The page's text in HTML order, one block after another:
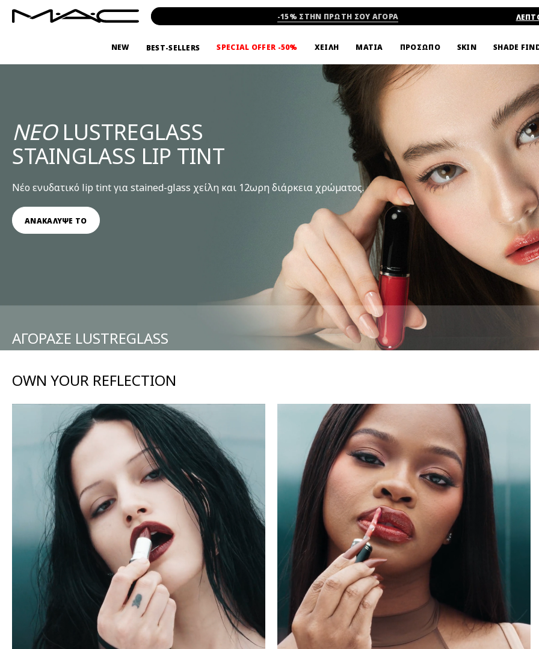
-15% ΣΤΗΝ ΠΡΩΤΗ ΣΟΥ ΑΓΟΡΑ
NEW BEST-SELLERS SPECIAL OFFER -50% ΧΕΙΛΗ ΜΑΤΙΑ ΠΡΟΣΩΠΟ SKIN SHADE
ΝΕΟLUSTREGLASS
STAINGLASS LIP TINT
Νέο ενυδατικό lip tint για stained-glass χείλη και 12ωρη διάρκεια χρώματος.
ΑΝΑΚΑΛΥΨΕ ΤΟ
ΑΓΟΡΑΣΕ LUSTREGLASS
OWN YOUR REFLECTION